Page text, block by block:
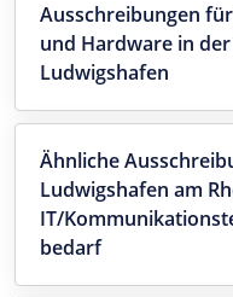
Ausschreibungen
und Hardware in
Ludwigshafen
Ähnliche
Ludwigshafen am
IT/
bedarf